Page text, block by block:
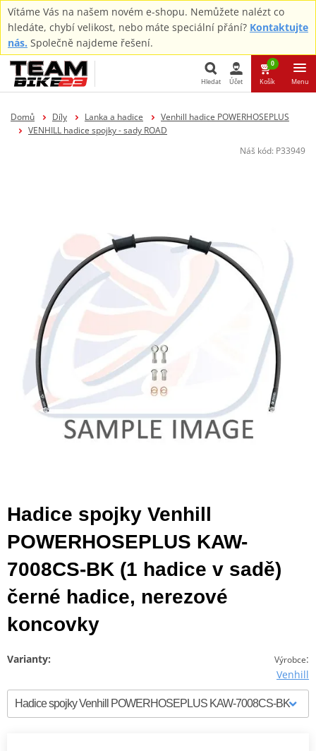
Vítáme Vás na našem novém e-shopu. Nemůžete nalézt co
hledáte, chybí velikost, nebo máte speciální přání? Kontaktujte
nás. Společně najdeme řešení.
Hledat
Hledat Účet
0
Košík Menu
Domů Díly Lanka a hadice
Venhill hadice POWERHOSEPLUS
VENHILL hadice spojky - sady ROAD
Náš kód: P33949
Hadice spojky Venhill
POWERHOSEPLUS KAW-
7008CS-BK (1 hadice v sadě)
černé hadice, nerezové
koncovky
Výrobce:
Venhill
Varianty: